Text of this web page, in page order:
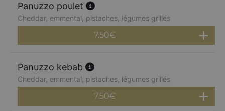
Panuzzo poulet
Cheddar, emmental, pistaches, légumes grillés
7.50€
Panuzzo kebab
Cheddar, emmental, pistaches, légumes grillés
7.50€